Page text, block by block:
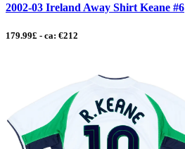
2002-03 Ireland Away Shirt Keane #6
179.99£ - ca: €212